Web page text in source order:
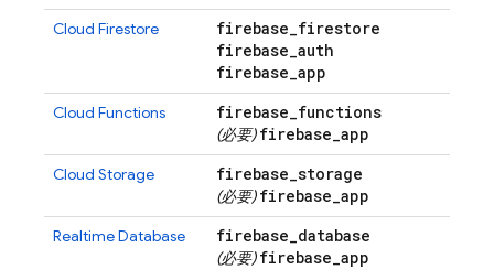
Cloud Firestore firebase_firestore
firebase_auth
firebase_app
Cloud Functions firebase_functions
(必要) firebase_app
Cloud Storage firebase_storage
(必要) firebase_app
Realtime Database firebase_database
(必要) firebase_app